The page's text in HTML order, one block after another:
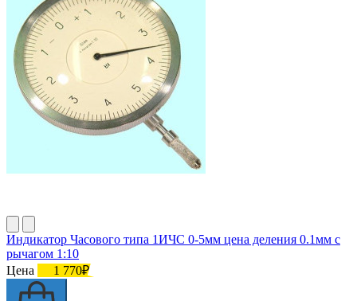
Индикатор Часового типа 1ИЧС 0-5мм цена деления 0.1мм с
рычагом 1:10
Цена
1 770₽